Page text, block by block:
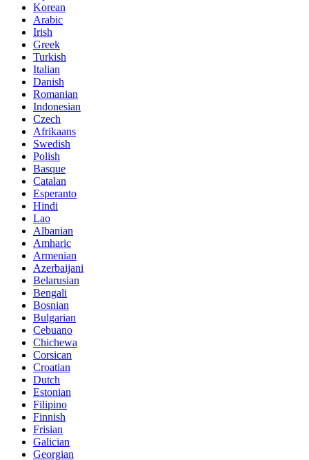
Korean
Arabic
Irish
Greek
Turkish
Italian
Danish
Romanian
Indonesian
Czech
Afrikaans
Swedish
Polish
Basque
Catalan
Esperanto
Hindi
Lao
Albanian
Amharic
Armenian
Azerbaijani
Belarusian
Bengali
Bosnian
Bulgarian
Cebuano
Chichewa
Corsican
Croatian
Dutch
Estonian
Filipino
Finnish
Frisian
Galician
Georgian